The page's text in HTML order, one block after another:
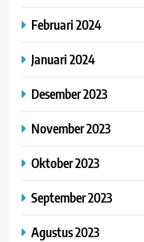
Februari 2024
Januari 2024
Desember 2023
November 2023
Oktober 2023
September 2023
Agustus 2023